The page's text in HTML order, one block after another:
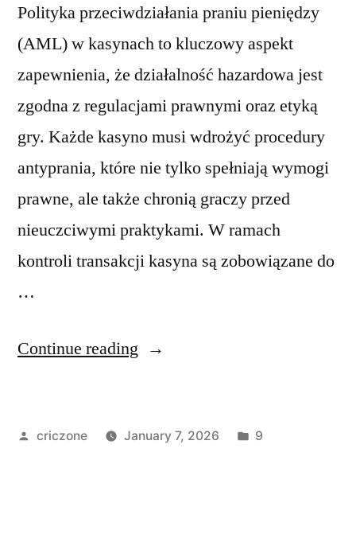
Polityka przeciwdziałania praniu pieniędzy
(AML) w kasynach to kluczowy aspekt
zapewnienia, że działalność hazardowa jest
zgodna z regulacjami prawnymi oraz etyką
gry. Każde kasyno musi wdrożyć procedury
antyprania, które nie tylko spełniają wymogi
prawne, ale także chronią graczy przed
nieuczciwymi praktykami. W ramach
kontroli transakcji kasyna są zobowiązane do
…
Continue reading
criczone January 7, 2026 9